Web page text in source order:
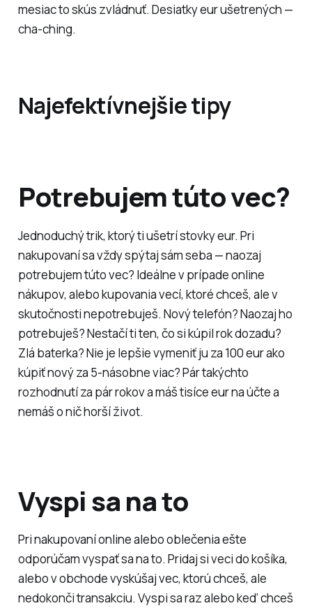
mesiac to skús zvládnuť. Desiatky eur ušetrených —
cha-ching.
Najefektívnejšie tipy
Potrebujem túto vec?
Jednoduchý trik, ktorý ti ušetrí stovky eur. Pri
nakupovaní sa vždy spýtaj sám seba — naozaj
potrebujem túto vec? Ideálne v prípade online
nákupov, alebo kupovania vecí, ktoré chceš, ale v
skutočnosti nepotrebuješ. Nový telefón? Naozaj ho
potrebuješ? Nestačí ti ten, čo si kúpil rok dozadu?
Zlá baterka? Nie je lepšie vymeniť ju za 100 eur ako
kúpiť nový za 5-násobne viac? Pár takýchto
rozhodnutí za pár rokov a máš tisíce eur na účte a
nemáš o nič horší život.
Vyspi sa na to
Pri nakupovaní online alebo oblečenia ešte
odporúčam vyspať sa na to. Pridaj si veci do košíka,
alebo v obchode vyskúšaj vec, ktorú chceš, ale
nedokonči transakciu. Vyspi sa raz alebo keď chceš